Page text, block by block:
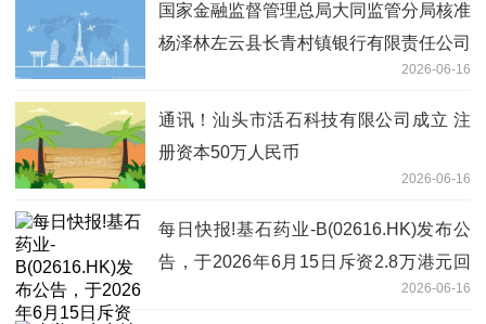
国家金融监督管理总局大同监管分局核准
杨泽林左云县长青村镇银行有限责任公司
2026-06-16
通讯！汕头市活石科技有限公司成立 注
册资本50万人民币
2026-06-16
每日快报!基石药业-B(02616.HK)发布公
告，于2026年6月15日斥资2.8万港元回
2026-06-16